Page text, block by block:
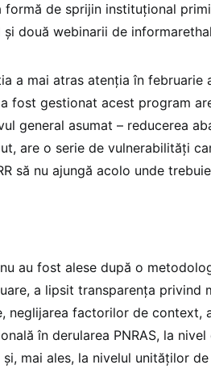
formă de sprijin instituțional
și două webinarii de
a mai atras atenția în februarie
fost gestionat acest program
general asumat – reducerea
are o serie de vulnerabilități
să nu ajungă acolo unde
au fost alese după o
a lipsit transparența privind
neglijarea factorilor de
în derularea PNRAS, la
și, mai ales, la nivelul unităților